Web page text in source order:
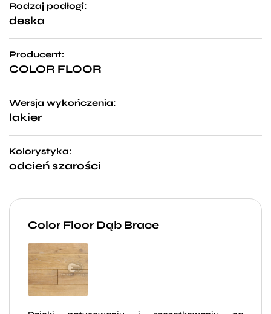
Rodzaj podłogi:
deska
Producent:
COLOR FLOOR
Wersja wykończenia:
lakier
Kolorystyka:
odcień szarości
Color Floor Dąb Brace